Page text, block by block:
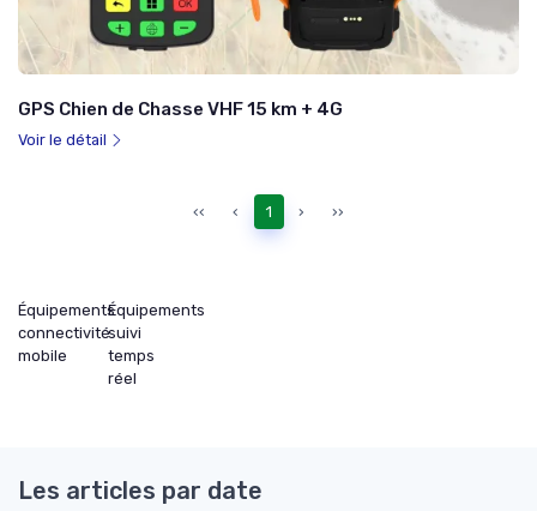
GPS Chien de Chasse VHF 15 km + 4G
Voir le détail
‹‹ ‹ 1 › ››
Équipements
connectivité
mobile
Équipements
suivi
temps
réel
Les articles par date